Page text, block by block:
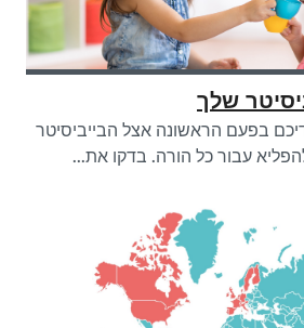
שלך
בפעם הראשונה אצל הבייביסיטר
עבור כל הורה. בדקו את...